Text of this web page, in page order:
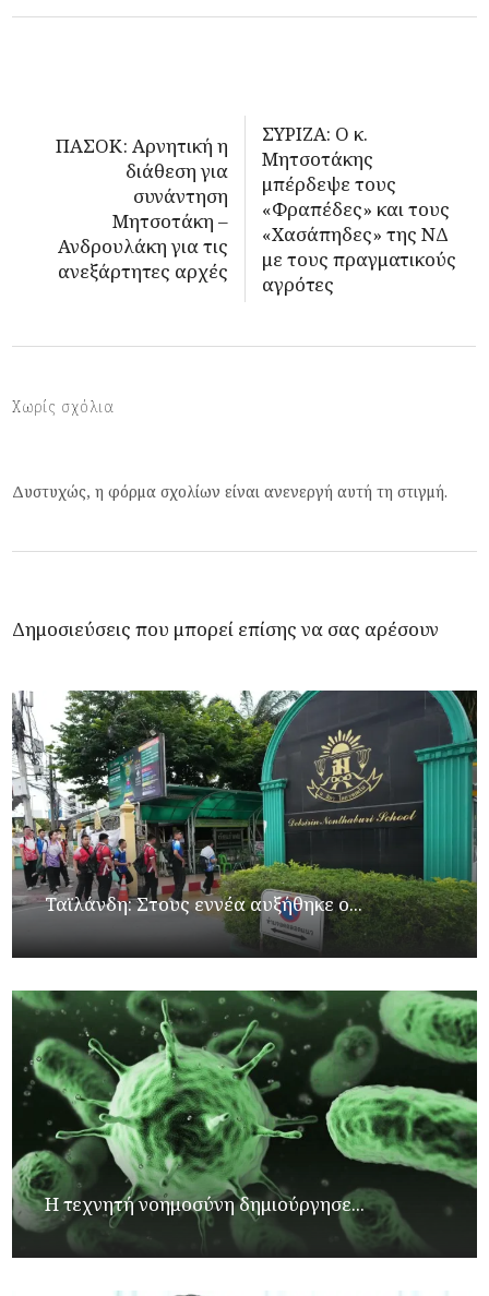
ΠΑΣΟΚ: Αρνητική η
διάθεση για
συνάντηση
Μητσοτάκη –
Ανδρουλάκη για τις
ανεξάρτητες αρχές
ΣΥΡΙΖΑ: Ο κ.
Μητσοτάκης
μπέρδεψε τους
«Φραπέδες» και τους
«Χασάπηδες» της ΝΔ
με τους πραγματικούς
αγρότες
Χωρίς σχόλια
Δυστυχώς, η φόρμα σχολίων είναι ανενεργή αυτή τη στιγμή.
Δημοσιεύσεις που μπορεί επίσης να σας αρέσουν
Ταϊλάνδη: Στους εννέα αυξήθηκε ο...
Η τεχνητή νοημοσύνη δημιούργησε...